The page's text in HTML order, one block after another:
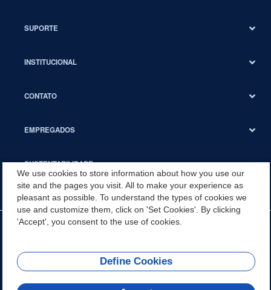
SUPORTE
INSTITUCIONAL
CONTATO
EMPREGADOS
SUSTENTABILIDADE
We use cookies to store information about how you use our
site and the pages you visit. All to make your experience as
pleasant as possible. To understand the types of cookies we
use and customize them, click on 'Set Cookies'. By clicking
'Accept', you consent to the use of cookies.
Define Cookies